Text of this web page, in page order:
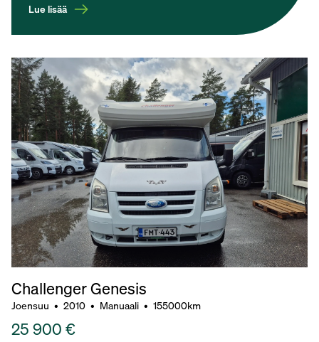
Lue lisää
Challenger Genesis
Joensuu • 2010 • Manuaali • 155000km
25 900 €